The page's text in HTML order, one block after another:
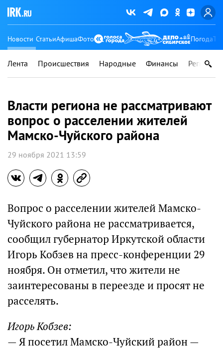
Новости СтатьиАфишаФото Погода
Лента Происшествия Народные Финансы Регионы
Власти региона не рассматривают
вопрос о расселении жителей
Мамско-Чуйского района
29 ноября 2021 13:59
Вопрос о расселении жителей Мамско-
Чуйского района не рассматривается,
сообщил губернатор Иркутской области
Игорь Кобзев на пресс-конференции 29
ноября. Он отметил, что жители не
заинтересованы в переезде и просят не
расселять.
Игорь Кобзев:
— Я посетил Мамско-Чуйский район —